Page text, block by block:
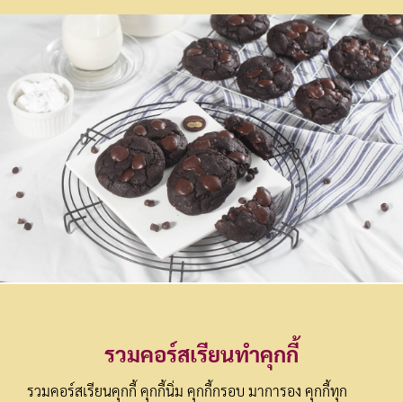
รวมคอร์สเรียนทำคุกกี้
รวมคอร์สเรียนคุกกี้ คุกกี้นิ่ม คุกกี้กรอบ มาการอง คุกกี้ทุก